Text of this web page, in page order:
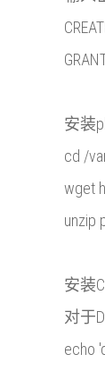
安装
cd /
wget
unzip
安装
对于
echo